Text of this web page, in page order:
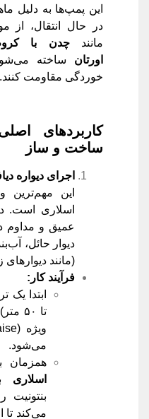
این پمپ‌ها به دلیل
در حال انتقال، از
مانندچدن با
اورتان ساخته
خوردگی مقاومت کنند.
کاربردهای
ساخت و ساز
اجرای دیواره
این مهم‌ترین
اسلاری است.
عمیق و مداوم
دیوار حائل،
(مانند
فرآیند کار :
ابتدا یک
تا
می‌شود.
همزمان
اسلاری
بنتونیت
می‌کند تا